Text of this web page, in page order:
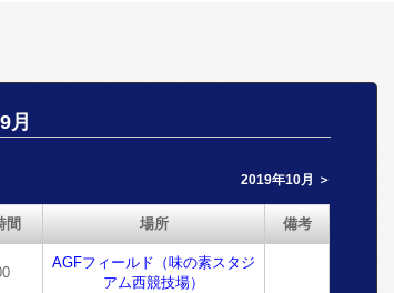
月
2019年10月 ＞
間 場所 備考
AGFフィールド（味の素スタジ
アム西競技場）